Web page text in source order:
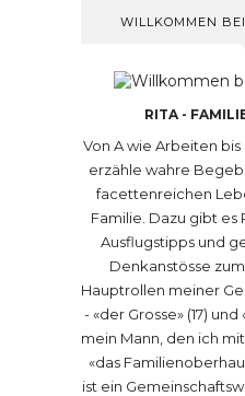
WILLKOMMEN
RITA -
Von A wie Arbeiten
erzähle wahre
facettenreichen
Familie. Dazu gibt es
Ausflugstipps und
Denkanstösse
Hauptrollen meiner
- «der Grosse» (17)
mein Mann, den ich
«das
ist ein